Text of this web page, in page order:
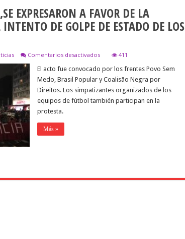
EXPRESARON A FAVOR DE LA
DE GOLPE DE ESTADO DE LOS
Comentarios desactivadosen
DE
MANIFESTANTES,SE
EXPRESARON
A
FAVOR
411
El acto fue convocado por los frentes Povo Sem
Medo, Brasil Popular y Coalisão Negra por
Direitos. Los simpatizantes organizados de los
equipos de fútbol también participan en la
protesta.
Más »